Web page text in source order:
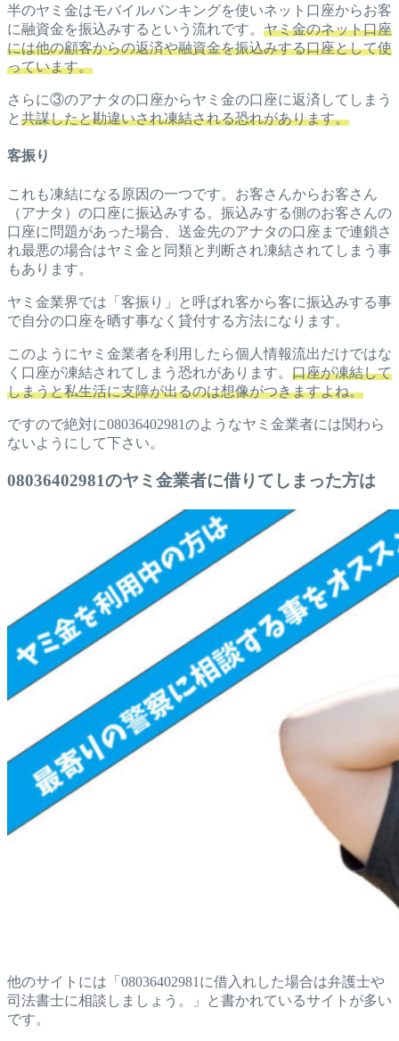
半のヤミ金はモバイルバンキングを使いネット口座からお客
に融資金を振込みするという流れです。 ヤミ金のネット口座
には他の顧客からの返済や融資金を振込みする口座として使
っています。
さらに③のアナタの口座からヤミ金の口座に返済してしまう
と共謀したと勘違いされ凍結される恐れがあります。
客振り
これも凍結になる原因の一つです。お客さんからお客さん
（アナタ）の口座に振込みする。振込みする側のお客さんの
口座に問題があった場合、送金先のアナタの口座まで連鎖さ
れ最悪の場合はヤミ金と同類と判断され凍結されてしまう事
もあります。
ヤミ金業界では「客振り」と呼ばれ客から客に振込みする事
で自分の口座を晒す事なく貸付する方法になります。
このようにヤミ金業者を利用したら個人情報流出だけではな
く口座が凍結されてしまう恐れがあります。 口座が凍結して
しまうと私生活に支障が出るのは想像がつきますよね。
ですので絶対に08036402981のようなヤミ金業者には関わら
ないようにして下さい。
08036402981のヤミ金業者に借りてしまった方は
他のサイトには「08036402981に借入れした場合は弁護士や
司法書士に相談しましょう。」と書かれているサイトが多い
です。